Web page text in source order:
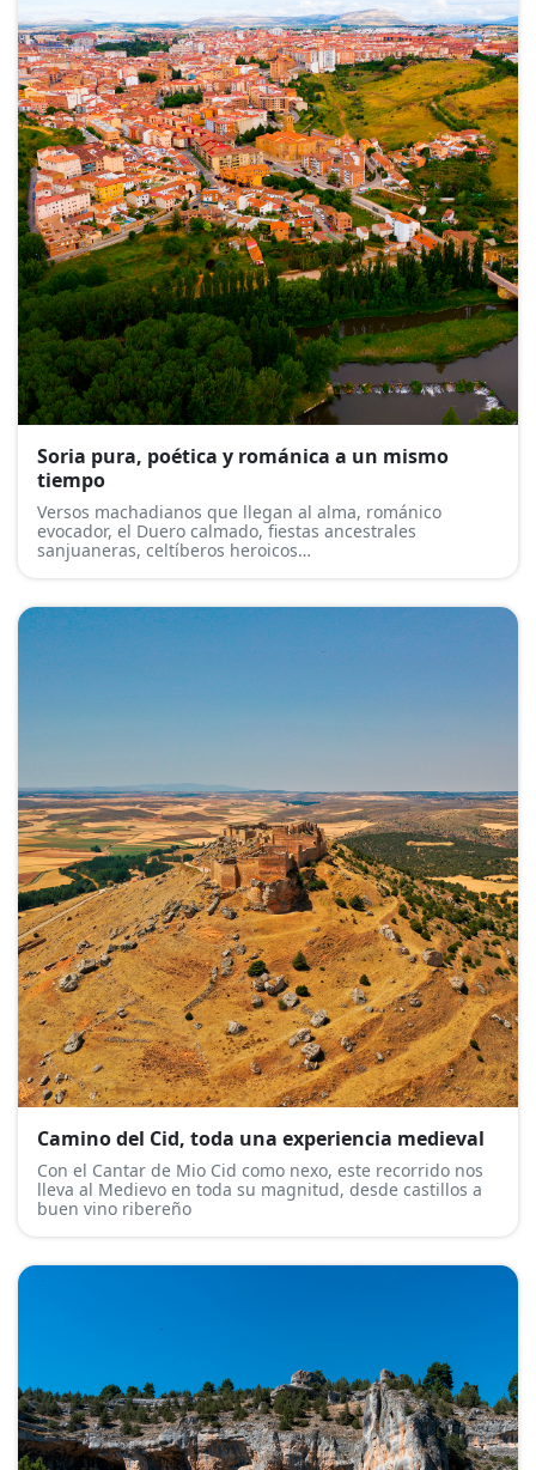
Soria pura, poética y románica a un mismo
tiempo
Versos machadianos que llegan al alma, románico
evocador, el Duero calmado, fiestas ancestrales
sanjuaneras, celtíberos heroicos…
Camino del Cid, toda una experiencia medieval
Con el Cantar de Mio Cid como nexo, este recorrido nos
lleva al Medievo en toda su magnitud, desde castillos a
buen vino ribereño